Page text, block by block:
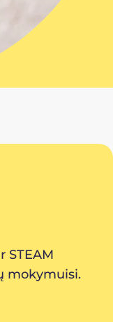
STEAM
mokymuisi.